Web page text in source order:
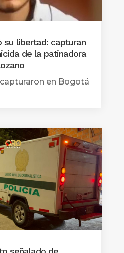
su libertad: capturan
de la patinadora
en Bogotá